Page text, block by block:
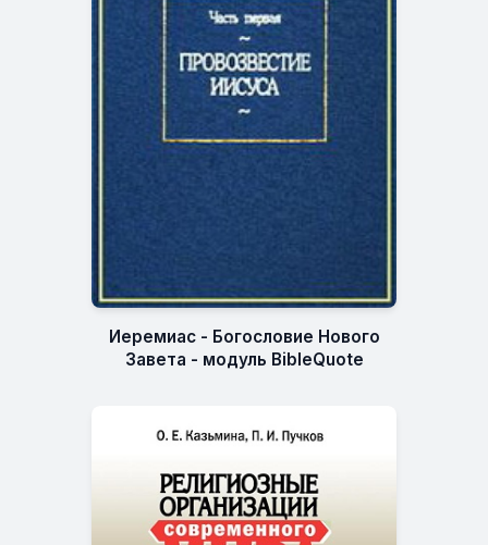
Иеремиас - Богословие Нового
Завета - модуль BibleQuote